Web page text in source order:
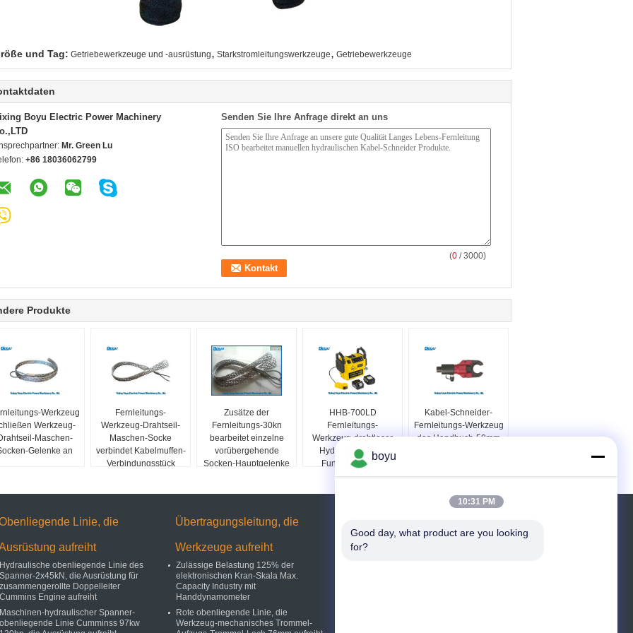
und Tag: Getriebewerkzeuge und -ausrüstung, Starkstromleitungswerkzeuge, Getriebewerkzeuge
Boyu Electric Power Machinery
Mr. Green Lu
+86 18036062799
Senden Sie Ihre Anfrage direkt an uns
(0 / 3000)
Produkte
Werkzeug
Werkzeug-
Maschen-
Gelenke an
Fernleitungs-
Werkzeug-Drahtseil-
Maschen-Socke
verbindet Kabelmuffen-
Verbindungsstück
Zusätze der
Fernleitungs-30kn
bearbeitet einzelne
vorübergehende
Socken-Hauptgelenke
HHB-700LD
Fernleitungs-
Werkzeug-drahtloser
Hydraulikpumpe-
Funktions-Druck
700bar
Kabel-Schneider-
Fernleitungs-Werkzeug
des Handbuch-50mm
Linie, die
aufreiht
Hydraulische obenliegende Linie des
Spanner-2x45kN, die Ausrüstung für
zusammengerollte Doppelleiter
Cummins Engine aufreiht
Maschinen-hydraulischer Spanner-
obenliegende Linie Cumminss 97kw
Übertragungsleitung, die
Werkzeuge aufreiht
Zulässige Belastung 125% der
elektronischen Kran-Skala Max.
Capacity Industry mit
Handdynamometer
Rote obenliegende Linie, die
Werkzeug-mechanisches Trommel-
boyu
10:31 PM
Good day, what product are you looking
for?